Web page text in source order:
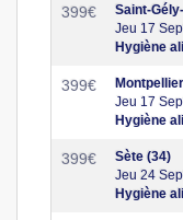
399€
Saint-
Jeu 17
Hygiène
399€
Jeu 17
Hygiène
399€
Sète (34)
Jeu 24
Hygiène